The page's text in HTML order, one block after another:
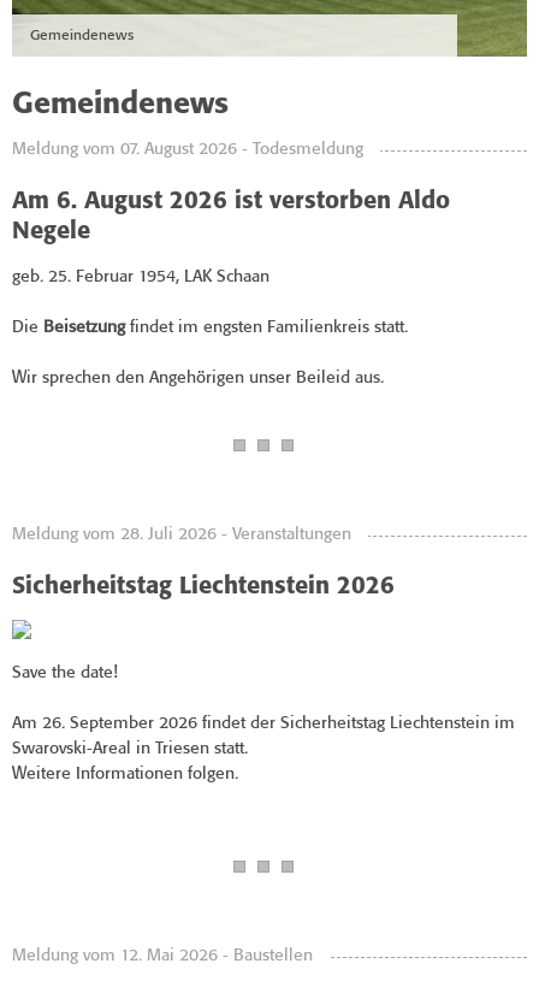
Gemeindenews
Gemeindenews
Meldung vom 07. August 2026 - Todesmeldung
Am 6. August 2026 ist verstorben Aldo
Negele
geb. 25. Februar 1954, LAK Schaan
Die Beisetzungfindet im engsten Familienkreis statt.
Wir sprechen den Angehörigen unser Beileid aus.
Meldung vom 28. Juli 2026 - Veranstaltungen
Sicherheitstag Liechtenstein 2026
Save the date!
Am 26. September 2026 findet der Sicherheitstag Liechtenstein im
Swarovski-Areal in Triesen statt.
Weitere Informationen folgen.
Meldung vom 12. Mai 2026 - Baustellen